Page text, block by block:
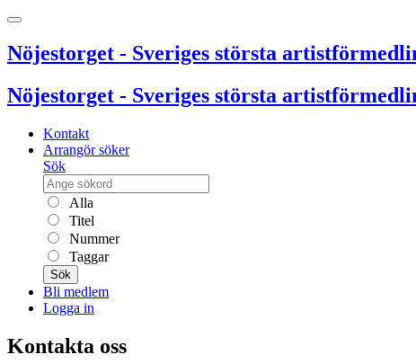
Nöjestorget - Sveriges största
Nöjestorget - Sveriges största
Kontakt
Arrangör söker
Sök
Alla
Titel
Nummer
Taggar
Sök
Bli medlem
Logga in
Kontakta oss